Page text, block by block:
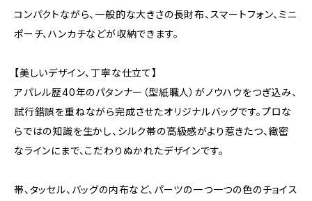
コンパクトながら、一般的な大きさの長財布、スマートフォン、ミニ
ポーチ、ハンカチなどが収納できます。
【美しいデザイン、丁寧な仕立て】
アパレル歴40年のパタンナー（型紙職人）がノウハウをつぎ込み、
試行錯誤を重ねながら完成させたオリジナルバッグです。プロな
らではの知識を生かし、シルク帯の高級感がより惹きたつ、緻密
なラインにまで、こだわりぬかれたデザインです。
帯、タッセル、バッグの内布など、パーツの一つ一つの色のチョイス